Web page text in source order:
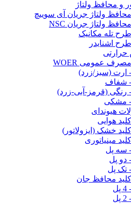
و محافظ ولتاژ
محافظ ولتاژ جریان آی سوییچ
محافظ ولتاژ جریان NSC
طرح تله مکانیک
طرح اشنایدر
مصرف عمومی WOER
- ارت (سبز/زرد)
- شفاف
- رنگی (قرمز-آبی-زرد)
- مشکی
هیوندای
کلید هوایی
کلید خشک (ایزولاتور)
کلید مینیاتوری
- سه پل
- دو پل
- تک پل
کلید محافظ جان
- 4 پل
- 2 پل